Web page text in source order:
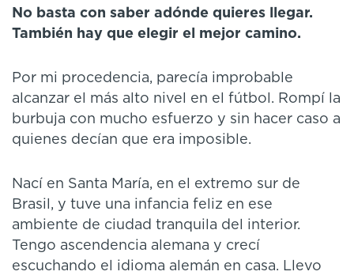
No basta con saber adónde quieres llegar.
También hay que elegir el mejor camino.
Por mi procedencia, parecía improbable
alcanzar el más alto nivel en el fútbol. Rompí la
burbuja con mucho esfuerzo y sin hacer caso a
quienes decían que era imposible.
Nací en Santa María, en el extremo sur de
Brasil, y tuve una infancia feliz en ese
ambiente de ciudad tranquila del interior.
Tengo ascendencia alemana y crecí
escuchando el idioma alemán en casa. Llevo